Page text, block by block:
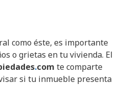
como éste, es importante
o grietas en tu vivienda. El
.com te comparte
si tu inmueble presenta